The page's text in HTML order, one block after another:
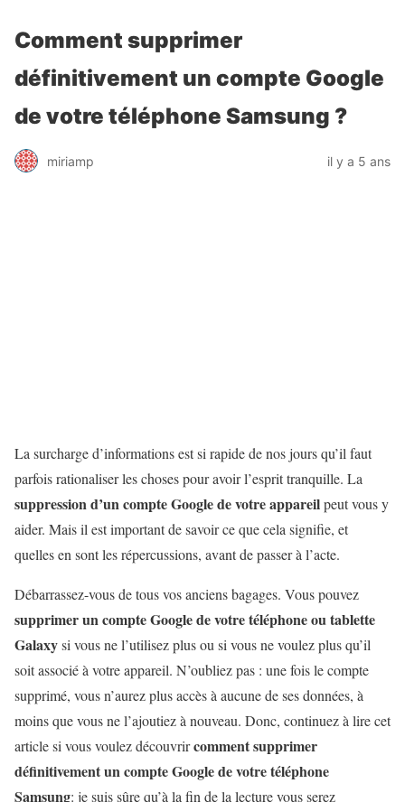
Comment supprimer
définitivement un compte Google
de votre téléphone Samsung ?
miriamp il y a 5 ans
La surcharge d’informations est si rapide de nos jours qu’il faut
parfois rationaliser les choses pour avoir l’esprit tranquille. La
suppression d’un compte Google de votre appareilpeut vous y
aider. Mais il est important de savoir ce que cela signifie, et
quelles en sont les répercussions, avant de passer à l’acte.
Débarrassez-vous de tous vos anciens bagages. Vous pouvez
supprimer un compte Google de votre téléphone ou tablette
Galaxysi vous ne l’utilisez plus ou si vous ne voulez plus qu’il
soit associé à votre appareil. N’oubliez pas : une fois le compte
supprimé, vous n’aurez plus accès à aucune de ses données, à
moins que vous ne l’ajoutiez à nouveau. Donc, continuez à lire cet
article si vous voulez découvrircomment supprimer
définitivement un compte Google de votre téléphone
Samsung: je suis sûre qu’à la fin de la lecture vous serez